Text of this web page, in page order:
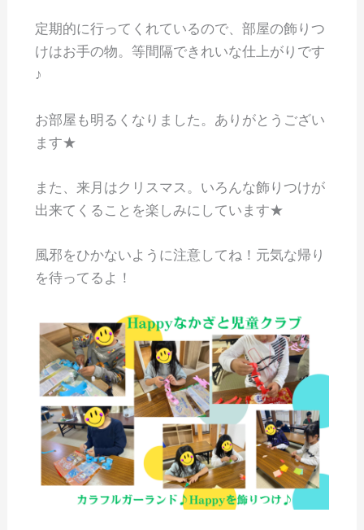
定期的に行ってくれているので、部屋の飾りつ
けはお手の物。等間隔できれいな仕上がりです
♪
お部屋も明るくなりました。ありがとうござい
ます★
また、来月はクリスマス。いろんな飾りつけが
出来てくることを楽しみにしています★
風邪をひかないように注意してね！元気な帰り
を待ってるよ！